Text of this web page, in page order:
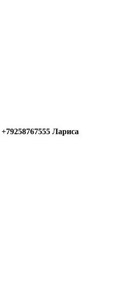
+79258767555 Лариса